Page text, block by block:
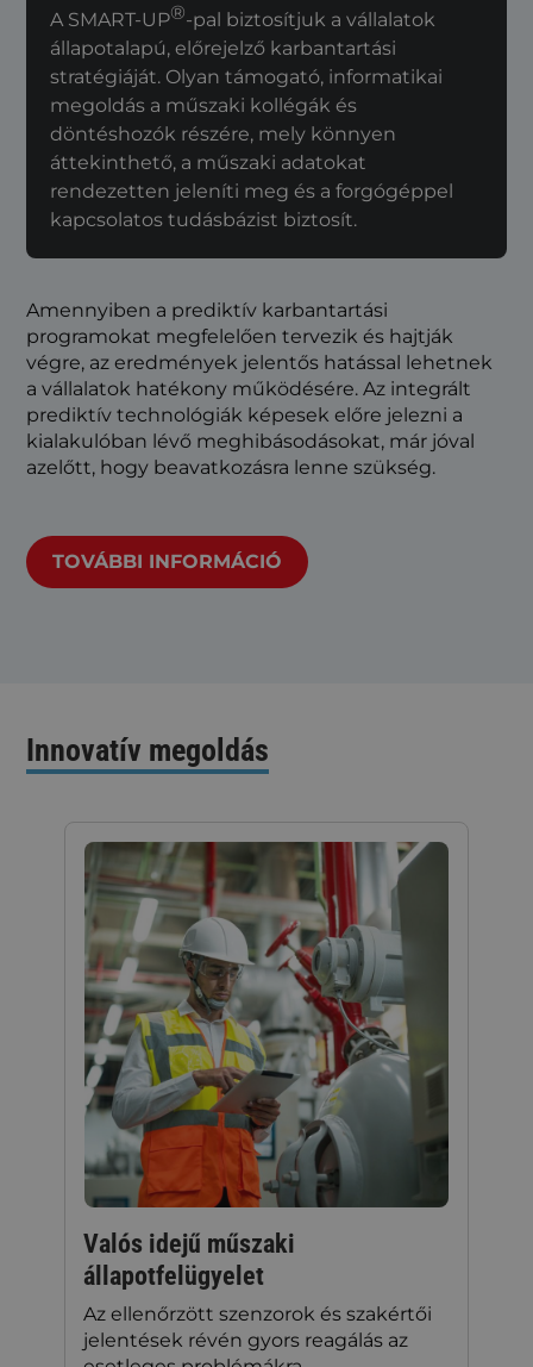
A SMART-UP®-pal biztosítjuk a vállalatok
állapotalapú, előrejelző karbantartási
stratégiáját. Olyan támogató, informatikai
megoldás a műszaki kollégák és
döntéshozók részére, mely könnyen
áttekinthető, a műszaki adatokat
rendezetten jeleníti meg és a forgógéppel
kapcsolatos tudásbázist biztosít.
Amennyiben a prediktív karbantartási
programokat megfelelően tervezik és hajtják
végre, az eredmények jelentős hatással lehetnek
a vállalatok hatékony működésére. Az integrált
prediktív technológiák képesek előre jelezni a
kialakulóban lévő meghibásodásokat, már jóval
azelőtt, hogy beavatkozásra lenne szükség.
TOVÁBBI INFORMÁCIÓ
Innovatív megoldás
Valós idejű műszaki
állapotfelügyelet
Az ellenőrzött szenzorok és szakértői
jelentések révén gyors reagálás az